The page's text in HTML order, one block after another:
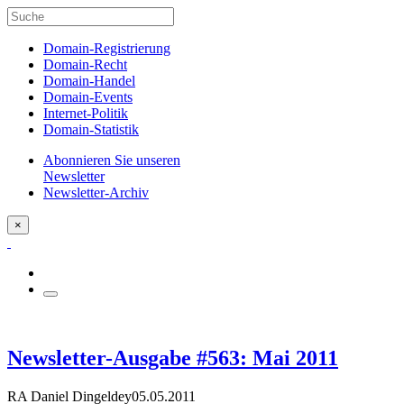
Domain-Registrierung
Domain-Recht
Domain-Handel
Domain-Events
Internet-Politik
Domain-Statistik
Abonnieren Sie unseren
Newsletter
Newsletter-Archiv
×
Newsletter-Ausgabe #563: Mai 2011
RA Daniel Dingeldey05.05.2011